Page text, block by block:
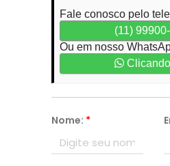
Fale conosco pelo
(11)
Ou em nosso
Nome: *